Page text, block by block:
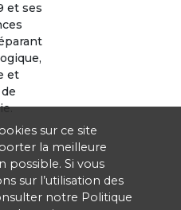
sur ce site
la meilleure
possible. Si vous
sur l’utilisation des
notre Politique
et ses
et